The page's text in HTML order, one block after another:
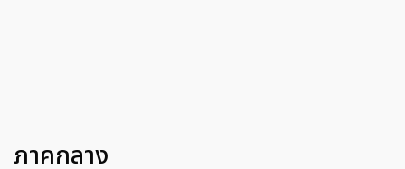
ภาคกลาง